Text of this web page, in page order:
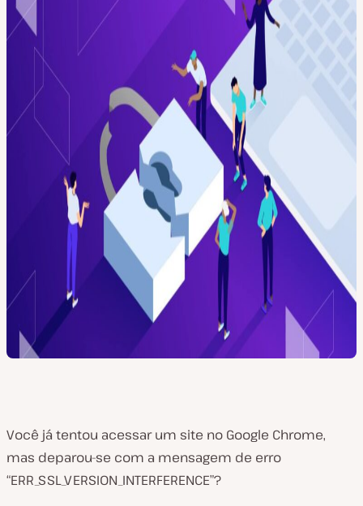
Você já tentou acessar um site no Google Chrome,
mas deparou-se com a mensagem de erro
“ERR_SSL_VERSION_INTERFERENCE”?